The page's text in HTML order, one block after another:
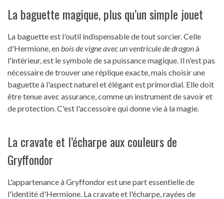
La baguette magique, plus qu’un simple jouet
La baguette est l'outil indispensable de tout sorcier. Celle
d'Hermione, en bois de vigne avec un ventricule de dragonà
l'intérieur, est le symbole de sa puissance magique. Il n'est pas
nécessaire de trouver une réplique exacte, mais choisir une
baguette à l'aspect naturel et élégant est primordial. Elle doit
être tenue avec assurance, comme un instrument de savoir et
de protection. C'est l'accessoire qui donne vie à la magie.
La cravate et l’écharpe aux couleurs de
Gryffondor
L'appartenance à Gryffondor est une part essentielle de
l'identité d'Hermione. La cravate et l'écharpe, rayées de